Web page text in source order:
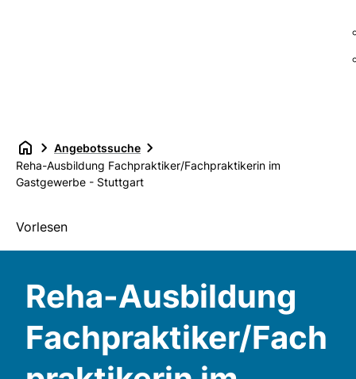
Angebotssuche
Reha-Ausbildung Fachpraktiker/Fachpraktikerin im
Gastgewerbe - Stuttgart
Vorlesen
Reha-Ausbildung
Fachpraktiker/Fach